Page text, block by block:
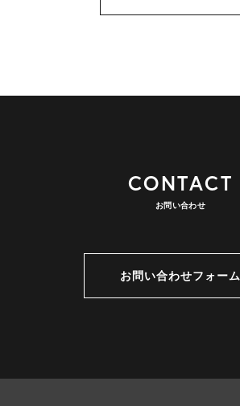
CONTACT
お問い合わせ
お問い合わせフォーム